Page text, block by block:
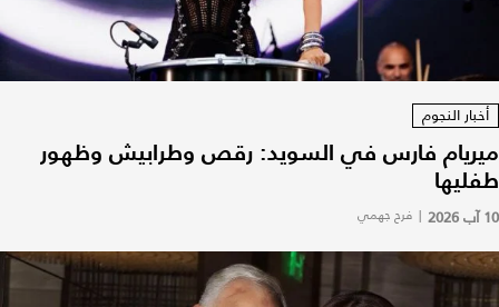
أخبار النجوم
ميريام فارس في السويد: رقص وطرابيش وظهور
طفليها
10 آب 2026 | فرح جهمي